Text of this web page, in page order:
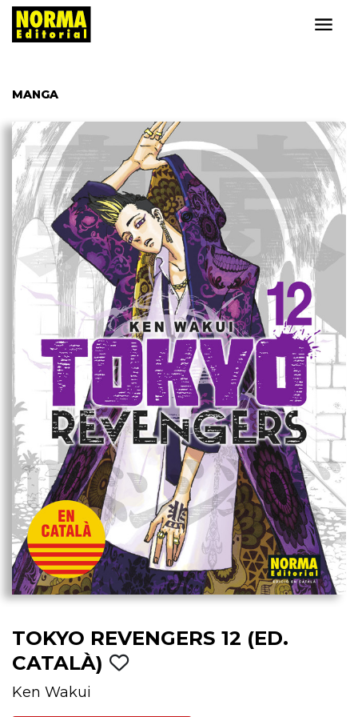
MANGA
TOKYO REVENGERS 12 (ED.
CATALÀ)
Ken Wakui